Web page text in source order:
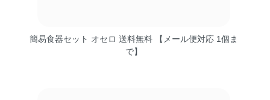
簡易食器セット オセロ 送料無料 【メール便対応 1個ま
で】